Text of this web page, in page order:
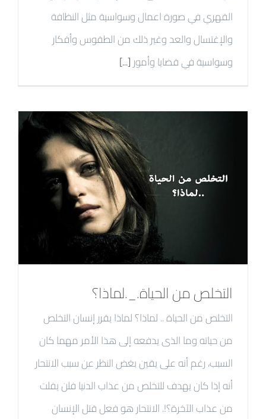
القهري في صورة اعمال وسواسية مثل النظافة
والإغتسال والعد وغير ذلك من الطقوس وأفكار
وسواسية في قضايا وأمور[...]
التخلص من الحياة._.لماذا؟
التخلص من الحياة .. لماذا؟ لماذا يقرر إنسان التخلص
من حياته وما الذى يدفعه إلى هذا الأمر مهما كان
السبب، رغم أنه على يقين بغض النظر عن سبب الانتحار
أنه إذا كان يهدف للتخلص من عذاب الدنيا فلن يفلت
من عذاب الآخرة؟!. الانتحار هو فعل قتل الإنسان